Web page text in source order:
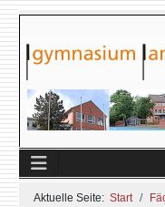
Aktuelle Seite: Start